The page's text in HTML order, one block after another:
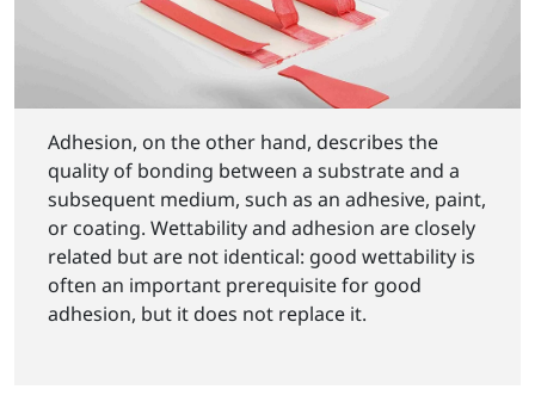
Adhesion, on the other hand, describes the
quality of bonding between a substrate and a
subsequent medium, such as an adhesive, paint,
or coating. Wettability and adhesion are closely
related but are not identical: good wettability is
often an important prerequisite for good
adhesion, but it does not replace it.